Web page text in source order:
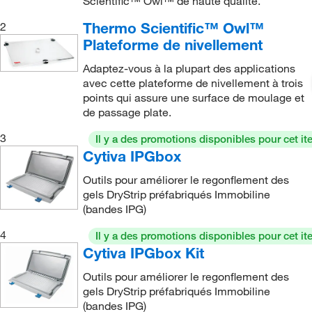
SE 250, SE 260, SE 600 Ruby, SE 600, SE 660
Unité d’électrophorèse(1)
SE 260, MiniVE™ Unité d’électrophorèse verticale
SE 260, MiniVE™ Vertical Electrophoresis Unit
SE 400, SE 600 Series Vertical Electrophoresis
Unit(1)
SE 400, SE 600 Series Vertical Electrophoresis
Unit, SE 6015 Gel Caster(1)
SE 600 Chroma, SE 600 Standard, SE 400 Unité
SE 600 Chroma, SE 600 Standard, SE 400 Vertical
Electrophoresis Unit(2)
SE 600 Ruby Unité verticale standard à double
refroidissement(1)
Joint laminé(1)
Joint vierge(2)
Kit de bouchon banane(1)
Kit de moulage standard(1)
Kit de pince et de came(1)
Kit de remplissage supérieur(1)
Lame en acier de remplacement pour ouvre-gel
(1)
Lanceur de sorts(4)
Mini Gel Cassette Vide(1)
Mini-kit de lancer
Mèche d’électrode pré-découpée(1)
2
Thermo Scientific™ Owl™
Plateforme de nivellement
Adaptez-vous à la plupart des applications
avec cette plateforme de nivellement à trois
points qui assure une surface de moulage et
de passage plate.
3
Il y a des promotions disponibles pour cet
Cytiva IPGbox
Outils pour améliorer le regonflement des
gels DryStrip préfabriqués Immobiline
(bandes IPG)
4
Il y a des promotions disponibles pour cet
Cytiva IPGbox Kit
Outils pour améliorer le regonflement des
gels DryStrip préfabriqués Immobiline
(bandes IPG)